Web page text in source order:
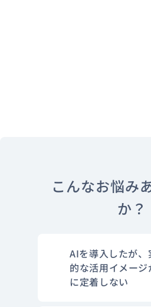
こんなお悩み
か？
AIを導入したが
的な活用イメー
に定着しない